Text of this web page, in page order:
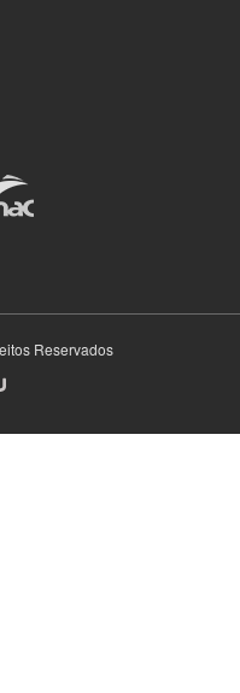
Reservados